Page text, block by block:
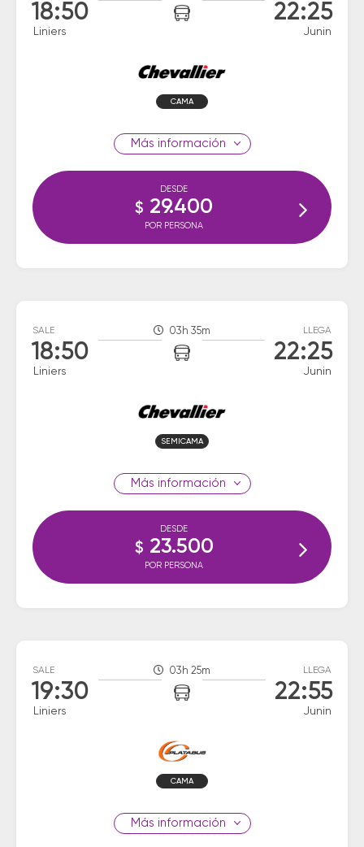
18:50
Liniers
22:25
Junin
CAMA
información
DESDE
$ 29.400
POR PERSONA
SALE
18:50
Liniers
03h 35m LLEGA
22:25
Junin
SEMICAMA
información
DESDE
$ 23.500
POR PERSONA
SALE
19:30
Liniers
03h 25m LLEGA
22:55
Junin
CAMA
información